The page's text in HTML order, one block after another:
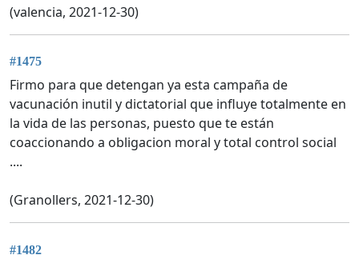
(valencia, 2021-12-30)
#1475
Firmo para que detengan ya esta campaña de
vacunación inutil y dictatorial que influye totalmente en
la vida de las personas, puesto que te están
coaccionando a obligacion moral y total control social
....
(Granollers, 2021-12-30)
#1482